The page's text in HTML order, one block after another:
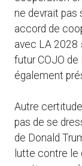
ne devrait pas
accord de
avec LA 2028
futur COJO
également
Autre
pas de se
de Donald
lutte contre le